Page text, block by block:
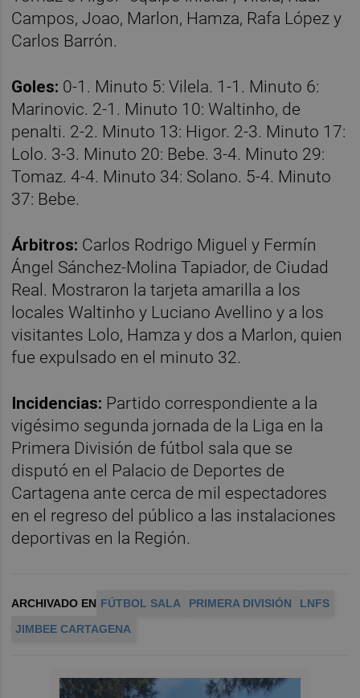
Campos, Joao, Marlon, Hamza, Rafa López y
Carlos Barrón.
Goles: 0-1. Minuto 5: Vilela. 1-1. Minuto 6:
Marinovic. 2-1. Minuto 10: Waltinho, de
penalti. 2-2. Minuto 13: Higor. 2-3. Minuto 17:
Lolo. 3-3. Minuto 20: Bebe. 3-4. Minuto 29:
Tomaz. 4-4. Minuto 34: Solano. 5-4. Minuto
37: Bebe.
Árbitros: Carlos Rodrigo Miguel y Fermín
Ángel Sánchez-Molina Tapiador, de Ciudad
Real. Mostraron la tarjeta amarilla a los
locales Waltinho y Luciano Avellino y a los
visitantes Lolo, Hamza y dos a Marlon, quien
fue expulsado en el minuto 32.
Incidencias: Partido correspondiente a la
vigésimo segunda jornada de la Liga en la
Primera División de fútbol sala que se
disputó en el Palacio de Deportes de
Cartagena ante cerca de mil espectadores
en el regreso del público a las instalaciones
deportivas en la Región.
ARCHIVADO EN FÚTBOL SALA PRIMERA DIVISIÓN
LNFS
JIMBEE CARTAGENA